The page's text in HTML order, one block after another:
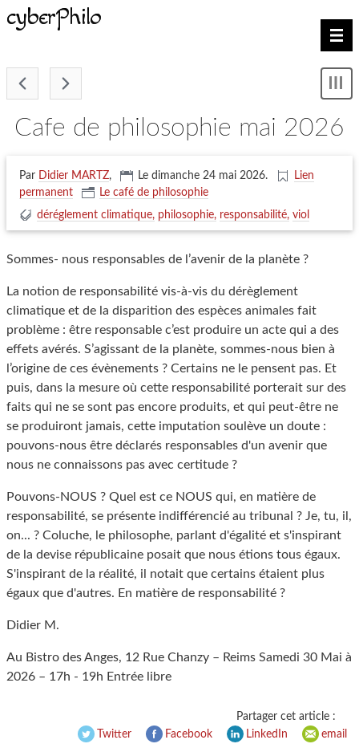
cyberPhilo
cafe de philosophie mai 2026
Par Didier MARTZ, Le dimanche 24 mai 2026.
Lien
permanent
Le café de philosophie
déréglement climatique philosophie responsabilité viol
Sommes- nous responsables de l’avenir de la planète ?
La notion de responsabilité vis-à-vis du dérèglement
climatique et de la disparition des espèces animales fait
problème : être responsable c’est produire un acte qui a des
effets avérés. S’agissant de la planète, sommes-nous bien à
l’origine de ces évènements ? Certains ne le pensent pas. Et
puis, dans la mesure où cette responsabilité porterait sur des
faits qui ne se sont pas encore produits, et qui peut-être ne
se produiront jamais, cette imputation soulève un doute :
pouvons-nous être déclarés responsables d'un avenir que
nous ne connaissons pas avec certitude ?
Pouvons-NOUS ? Quel est ce NOUS qui, en matière de
responsabilité, se présente indifférencié au tribunal ? Je, tu, il,
on... ? Coluche, le philosophe, parlant d'égalité et s'inspirant
de la devise républicaine posait que nous étions tous égaux.
S'inspirant de la réalité, il notait que certains étaient plus
égaux que d'autres. En matière de responsabilité ?
Didier M.
Au Bistro des Anges, 12 Rue Chanzy – Reims Samedi 30 Mai à
2026 – 17h - 19h Entrée libre
Partager cet article :
Twitter
Facebook LinkedIn email